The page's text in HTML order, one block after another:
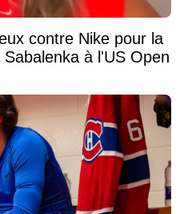
contre Nike pour la
à l'US Open